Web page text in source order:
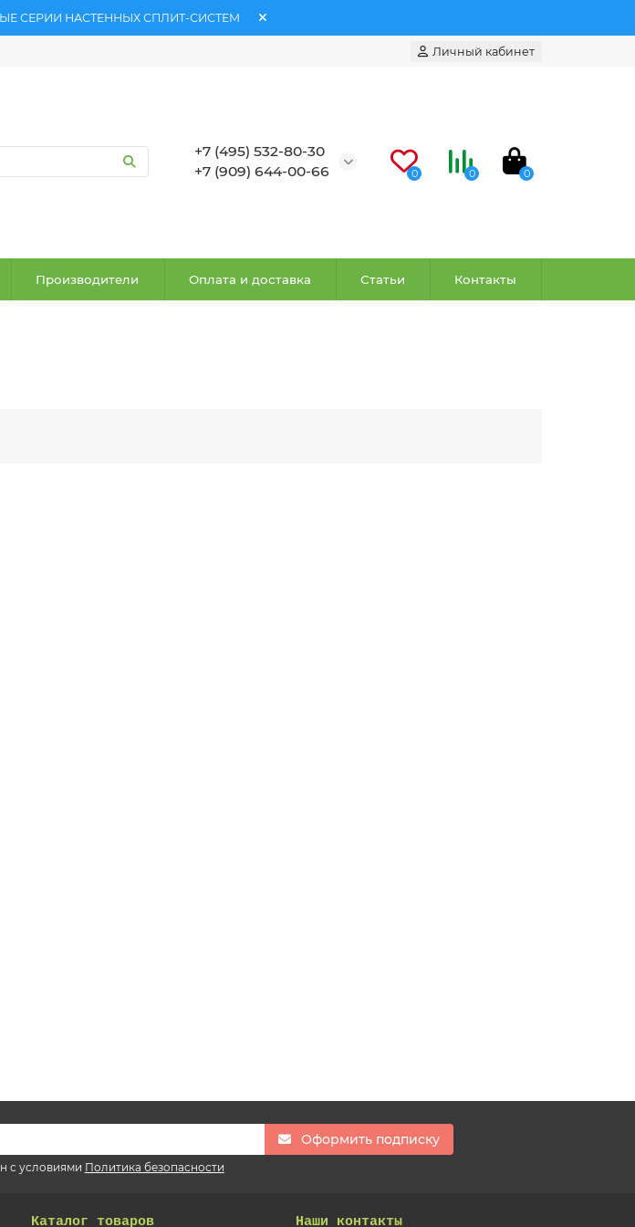
СЕРИИ НАСТЕННЫХ СПЛИТ-СИСТЕМ
Личный кабинет
+7 (495) 532-80-30
+7 (909) 644-00-66
0 0 0
Производители Оплата и доставка Статьи Контакты
Оформить подписку
с условиями Политика безопасности
Каталог товаров Наши контакты